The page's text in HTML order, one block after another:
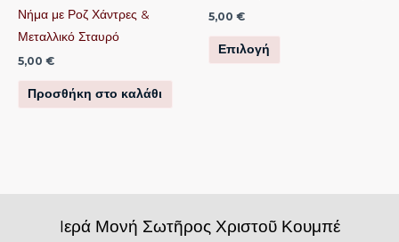
Νήμα με Ροζ Χάντρες &
Μεταλλικό Σταυρό
5,00 €
Προσθήκη στο καλάθι
5,00 €
Επιλογή
Iερά Μονή Σωτῆρος Χριστοῦ Κουμπέ